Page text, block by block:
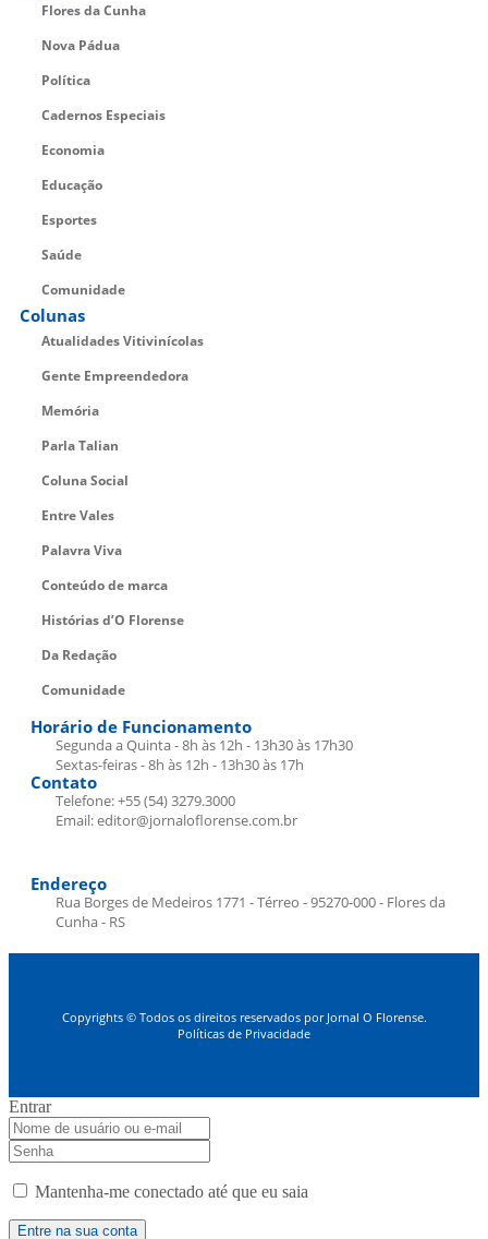
Flores da Cunha
Nova Pádua
Política
Cadernos Especiais
Economia
Educação
Esportes
Saúde
Comunidade
Colunas
Atualidades Vitivinícolas
Gente Empreendedora
Memória
Parla Talian
Coluna Social
Entre Vales
Palavra Viva
Conteúdo de marca
Histórias d’O Florense
Da Redação
Comunidade
Horário de Funcionamento
Segunda a Quinta - 8h às 12h - 13h30 às 17h30
Sextas-feiras - 8h às 12h - 13h30 às 17h
Contato
Telefone: +55 (54) 3279.3000
Email: editor@jornaloflorense.com.br
Endereço
Rua Borges de Medeiros 1771 - Térreo - 95270-000 - Flores da
Cunha - RS
Copyrights © Todos os direitos reservados por Jornal O Florense.
Políticas de Privacidade
Entrar
Mantenha-me conectado até que eu saia